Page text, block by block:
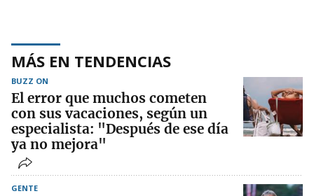
MÁS EN TENDENCIAS
BUZZ ON
El error que muchos cometen
con sus vacaciones, según un
especialista: "Después de ese día
ya no mejora"
GENTE